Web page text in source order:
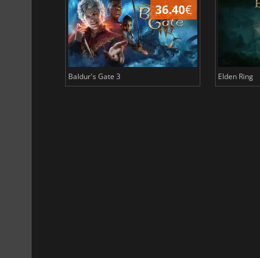
36.40€
Baldur's Gate 3 Elden Ring